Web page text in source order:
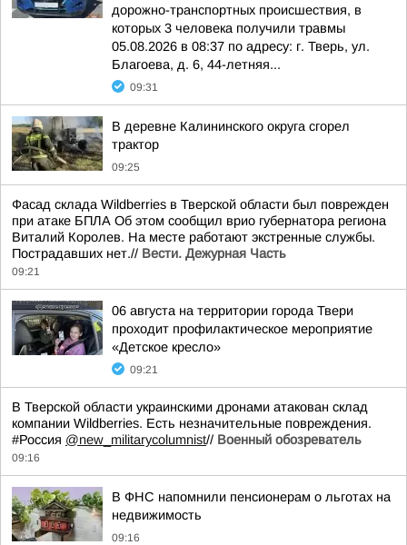
дорожно-транспортных происшествия, в
которых 3 человека получили травмы
05.08.2026 в 08:37 по адресу: г. Тверь, ул.
Благоева, д. 6, 44-летняя...
09:31
В деревне Калининского округа сгорел
трактор
09:25
Фасад склада Wildberries в Тверской области был поврежден
при атаке БПЛА Об этом сообщил врио губернатора региона
Виталий Королев. На месте работают экстренные службы.
Пострадавших нет.// Вести. Дежурная Часть
09:21
06 августа на территории города Твери
проходит профилактическое мероприятие
«Детское кресло»
09:21
В Тверской области украинскими дронами атакован склад
компании Wildberries. Есть незначительные повреждения.
#Россия @new_militarycolumnist// Военный обозреватель
09:16
В ФНС напомнили пенсионерам о льготах на
недвижимость
09:16